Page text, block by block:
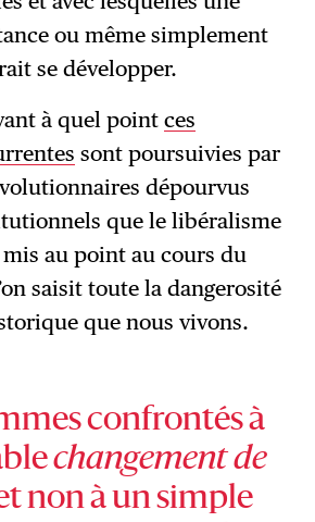
ou même simplement
se développer.
à quel pointces
sont poursuivies par
dépourvus
que le libéralisme
au point au cours du
saisit toute la dangerosité
que nous vivons.
confrontés à
changement de
non à un simple